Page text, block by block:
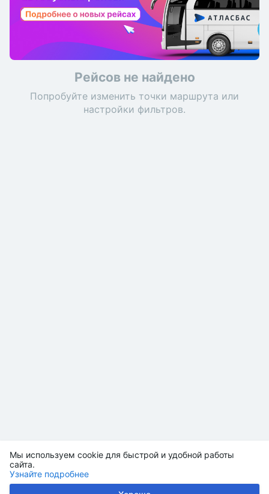
Мы используем cookie для быстрой и удобной работы
сайта.
Узнайте подробнее
Рейсов не найдено
Попробуйте изменить точки маршрута или
настройки фильтров.